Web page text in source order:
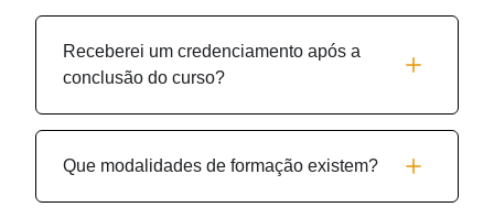
Receberei um credenciamento após a
conclusão do curso?
Que modalidades de formação existem?